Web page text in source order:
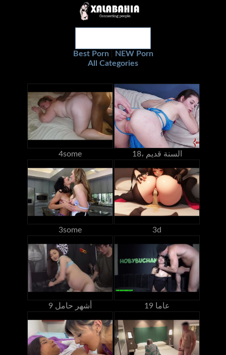
Best Porn
NEW Porn
All Categories
4some 18، السنة قديم
3some 3d
9 أشهر حامل 19 عاما